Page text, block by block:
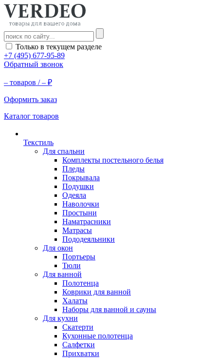
Только в текущем разделе
+7 (495) 677-95-89
Обратный звонок
– товаров /– ₽
Оформить заказ
Каталог товаров
Текстиль
Для спальни
Комплекты постельного белья
Пледы
Покрывала
Подушки
Одеяла
Наволочки
Простыни
Наматрасники
Матрасы
Пододеяльники
Для окон
Портьеры
Тюли
Для ванной
Полотенца
Коврики для ванной
Халаты
Наборы для ванной и сауны
Для кухни
Скатерти
Кухонные полотенца
Салфетки
Прихватки